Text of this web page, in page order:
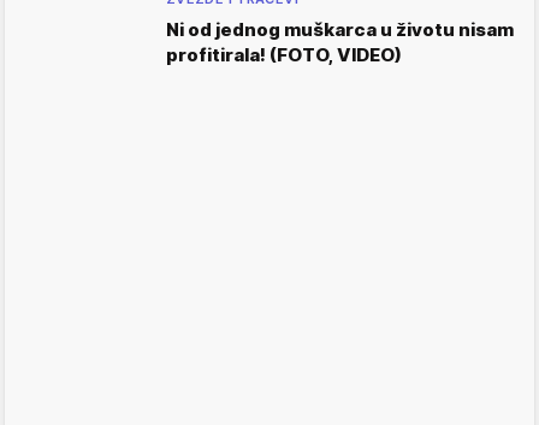
Ni od jednog muškarca u životu nisam
profitirala! (FOTO, VIDEO)